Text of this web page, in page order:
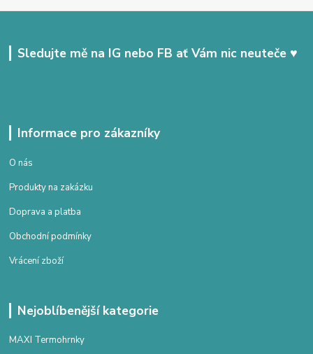
Sledujte mě na IG nebo FB ať Vám nic neuteče ♥
Informace pro zákazníky
O nás
Produkty na zakázku
Doprava a platba
Obchodní podmínky
Vrácení zboží
Nejoblíbenější kategorie
MAXI Termohrnky